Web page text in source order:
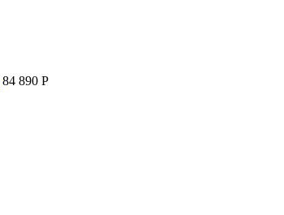
84 890 P